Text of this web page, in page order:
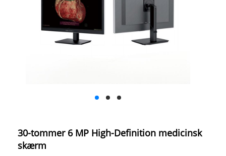
30-tommer 6 MP High-Definition medicinsk
skærm